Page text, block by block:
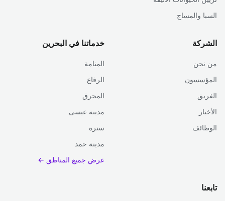
السبا والمساج
الشركة
من نحن
المؤسسون
الفريق
الأخبار
الوظائف
خدماتنا في البحرين
المنامة
الرفاع
المحرق
مدينة عيسى
سترة
مدينة حمد
عرض جميع المناطق ←
تابعنا